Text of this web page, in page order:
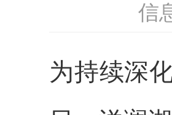
信
为持续深